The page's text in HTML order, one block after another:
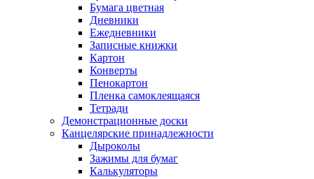
Бумага цветная
Дневники
Ежедневники
Записные книжки
Картон
Конверты
Пенокартон
Пленка самоклеящаяся
Тетради
Демонстрационные доски
Канцелярские принадлежности
Дыроколы
Зажимы для бумаг
Калькуляторы